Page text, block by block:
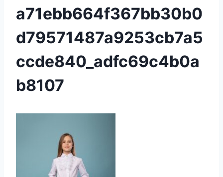
a71ebb664f367bb30b0
d79571487a9253cb7a5
ccde840_adfc69c4b0a
b8107